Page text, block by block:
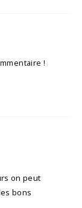
!
on peut
bons